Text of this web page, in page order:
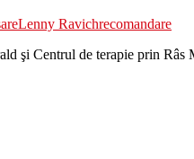
Lenny Ravichrecomandare
şi Centrul de terapie prin